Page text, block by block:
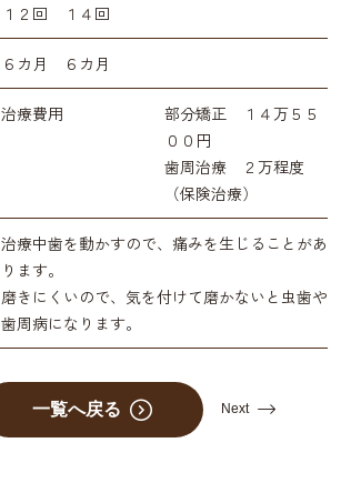
１２回 １４回
６カ月 ６カ月
治療費用
部分矯正 １４万５５
００円
歯周治療 ２万程度
（保険治療）
治療中歯を動かすので、痛みを生じることがあ
ります。
磨きにくいので、気を付けて磨かないと虫歯や
歯周病になります。
一覧へ戻る Next